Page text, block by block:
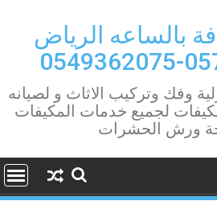
بالساعه الرياض
وفك وتركيب الاثاث و لصيانه
لجميع خدمات المكيفات
ورش الحشرات